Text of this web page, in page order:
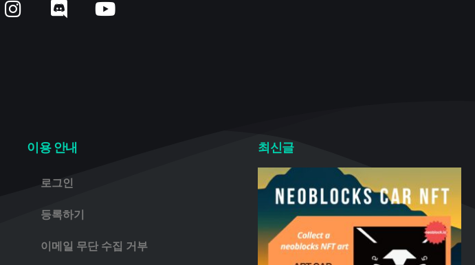
이용 안내
로그인
등록하기
이메일 무단 수집 거부
최신글